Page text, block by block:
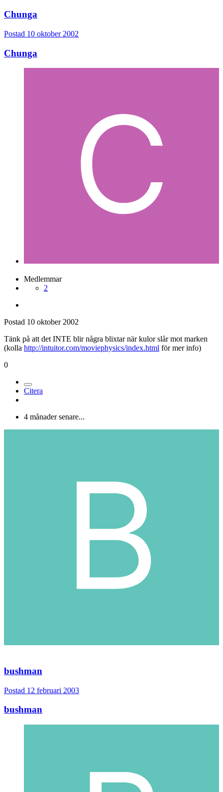
Chunga
Postad 10 oktober 2002
Chunga
Medlemmar
2
Postad 10 oktober 2002
Tänk på att det INTE blir några blixtar när kulor slår mot marken
(kolla http://intuitor.com/moviephysics/index.html för mer info)
0
Citera
4 månader senare...
bushman
Postad 12 februari 2003
bushman